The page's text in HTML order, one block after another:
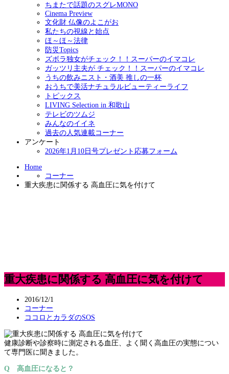
ちまたで話題のスグレMONO
Cinema Preview
文化財 仏像のよこがお
私たちの視線と始点
ほ～ほ～法律
防災Topics
ズボラ独女がチェック！！スーパーのイマコレ
ガッツリ主夫が チェック！！スーパーのイマコレ
うちの飲みニスト・酒美 推しの一杯
おうちで美活ナチュラルビューティーライフ
トピックス
LIVING Selection in 和歌山
テレビのツムジ
みんなのイイネ
過去の人気連載コーナー
アンケート
2026年1月10日号プレゼント応募フォーム
Home
コーナー
重大疾患に関係する 高血圧に気を付けて
重大疾患に関係する 高血圧に気を付けて
2016/12/1
コーナー
ココロとカラダのSOS
健康診断や診察時に測定される血圧、よく聞く高血圧の実態につい
て専門医に聞きました。
Q 高血圧になると？